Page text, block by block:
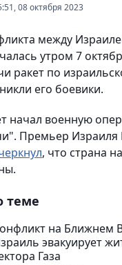
08 октября 2023
между
утром 7
ракет по
его боевики.
начал военную
Премьер Израиля
, что страна
теме
на Ближнем
эвакуирует
Газа